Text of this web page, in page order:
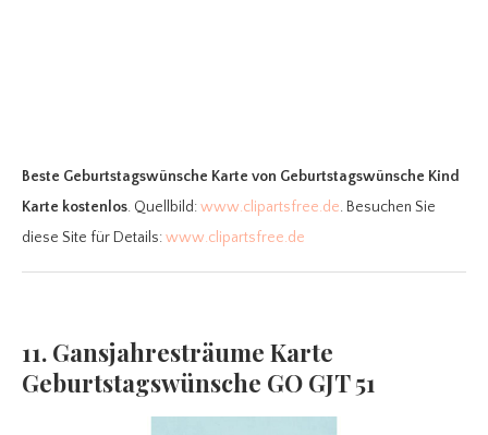
Beste Geburtstagswünsche Karte von Geburtstagswünsche Kind
Karte kostenlos. Quellbild:www.clipartsfree.de. Besuchen Sie
diese Site für Details:www.clipartsfree.de
11. Gansjahresträume Karte
Geburtstagswünsche GO GJT 51